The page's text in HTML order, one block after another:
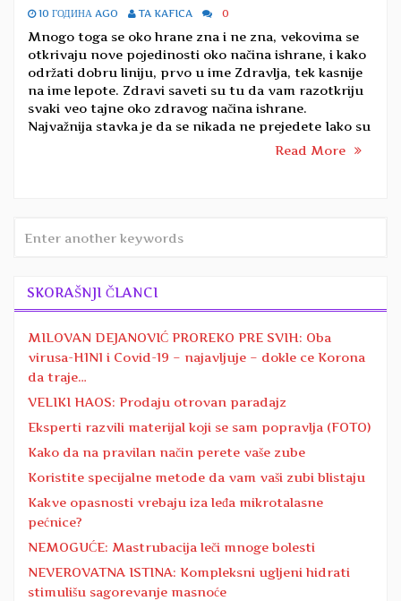
10 ГОДИНА AGO TA KAFICA 0
Mnogo toga se oko hrane zna i ne zna, vekovima se
otkrivaju nove pojedinosti oko načina ishrane, i kako
održati dobru liniju, prvo u ime Zdravlja, tek kasnije
na ime lepote. Zdravi saveti su tu da vam razotkriju
svaki veo tajne oko zdravog načina ishrane.
Najvažnija stavka je da se nikada ne prejedete Iako su
Read More
SKORAŠNJI ČLANCI
MILOVAN DEJANOVIĆ PROREKO PRE SVIH: Oba
virusa-H1N1 i Covid-19 – najavljuje – dokle ce Korona
da traje…
VELIKI HAOS: Prodaju otrovan paradajz
Eksperti razvili materijal koji se sam popravlja (FOTO)
Kako da na pravilan način perete vaše zube
Koristite specijalne metode da vam vaši zubi blistaju
Kakve opasnosti vrebaju iza leđa mikrotalasne
pećnice?
NEMOGUĆE: Mastrubacija leči mnoge bolesti
NEVEROVATNA ISTINA: Kompleksni ugljeni hidrati
stimulišu sagorevanje masnoće